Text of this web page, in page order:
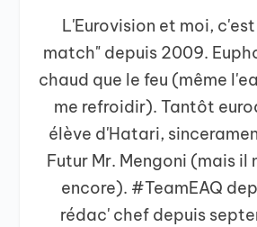
L'Eurovision et moi,
match" depuis 2009.
chaud que le feu (même
me refroidir). Tantôt
élève d'Hatari,
Futur Mr. Mengoni (mais il
encore). #TeamEAQ
rédac' chef depuis